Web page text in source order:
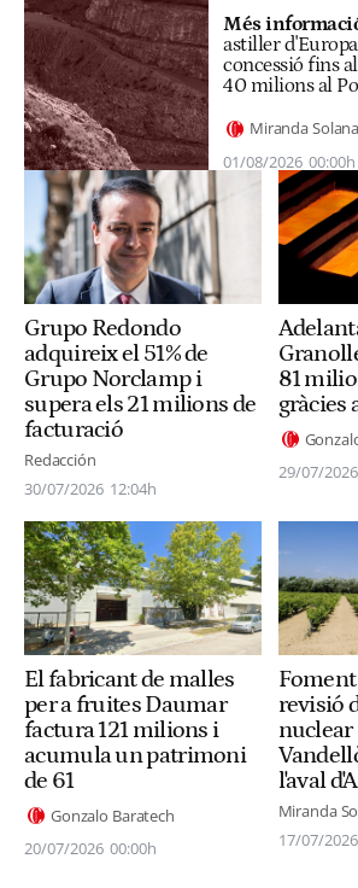
Més
astiller
concessió fins
40 milions al
Miranda Solana
01/08/2026 00:00h
Grupo Redondo
adquireix el 51% de
Grupo Norclamp i
supera els 21 milions de
facturació
Redacción
30/07/2026 12:04h
81
gràcies
29/07/2026
El fabricant de malles
per a fruites Daumar
factura 121 milions i
acumula un patrimoni
de 61
Gonzalo Baratech
20/07/2026 00:00h
revisió
nuclear
l'aval
Miranda
17/07/2026